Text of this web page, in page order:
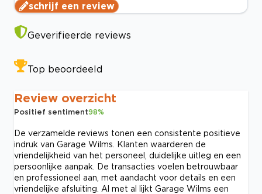
schrijf een review
Geverifieerde reviews
Top beoordeeld
Review overzicht
Positief sentiment98%
De verzamelde reviews tonen een consistente positieve
indruk van Garage Wilms. Klanten waarderen de
vriendelijkheid van het personeel, duidelijke uitleg en een
persoonlijke aanpak. De transacties voelen betrouwbaar
en professioneel aan, met aandacht voor details en een
vriendelijke afsluiting. Al met al lijkt Garage Wilms een